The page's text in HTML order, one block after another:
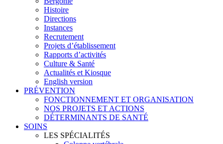
Histoire
Directions
Instances
Recrutement
Projets d’établissement
Rapports d’activités
Culture & Santé
Actualités et Kiosque
English version
PRÉVENTION
FONCTIONNEMENT ET ORGANISATION
NOS PROJETS ET ACTIONS
DÉTERMINANTS DE SANTÉ
SOINS
LES SPÉCIALITÉS